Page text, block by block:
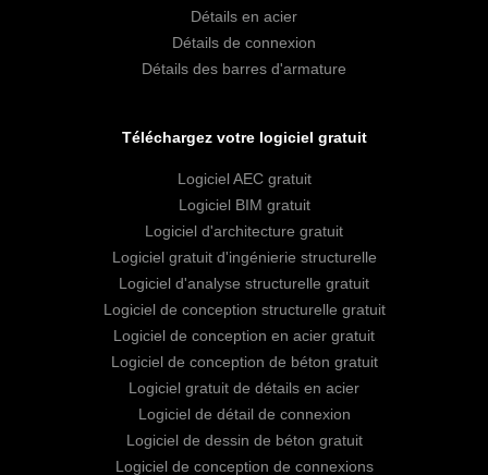
Détails en acier
Détails de connexion
Détails des barres d'armature
Téléchargez votre logiciel gratuit
Logiciel AEC gratuit
Logiciel BIM gratuit
Logiciel d'architecture gratuit
Logiciel gratuit d'ingénierie structurelle
Logiciel d'analyse structurelle gratuit
Logiciel de conception structurelle gratuit
Logiciel de conception en acier gratuit
Logiciel de conception de béton gratuit
Logiciel gratuit de détails en acier
Logiciel de détail de connexion
Logiciel de dessin de béton gratuit
Logiciel de conception de connexions